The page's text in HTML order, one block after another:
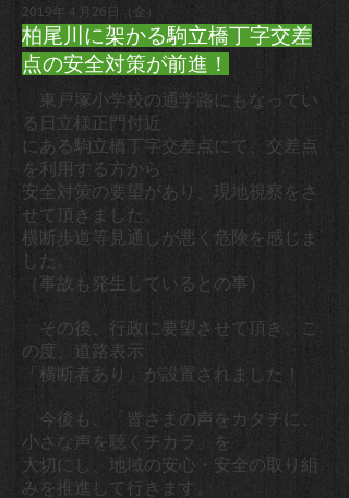
2019年４月26日（金）
柏尾川に架かる駒立橋丁字交差
点の安全対策が前進！
東戸塚小学校の通学路にもなってい
る日立様正門付近
にある駒立橋丁字交差点にて、交差点
を利用する方から
安全対策の要望があり、現地視察をさ
せて頂きました。
横断歩道等見通しが悪く危険を感じま
した。
（事故も発生しているとの事）
その後、行政に要望させて頂き、こ
の度、道路表示
「横断者あり」が設置されました！
今後も、「皆さまの声をカタチに、
小さな声を聴くチカラ」を
大切にし、地域の安心・安全の取り組
みを推進して行きます。